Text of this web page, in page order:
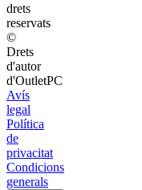
drets
reservats
©
Drets
d'autor
d'OutletPC
Avís
legal
Política
de
privacitat
Condicions
generals